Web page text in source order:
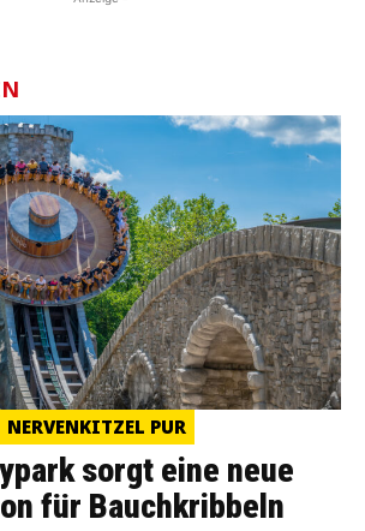
NERVENKITZEL PUR
sorgt eine neue
für Bauchkribbeln